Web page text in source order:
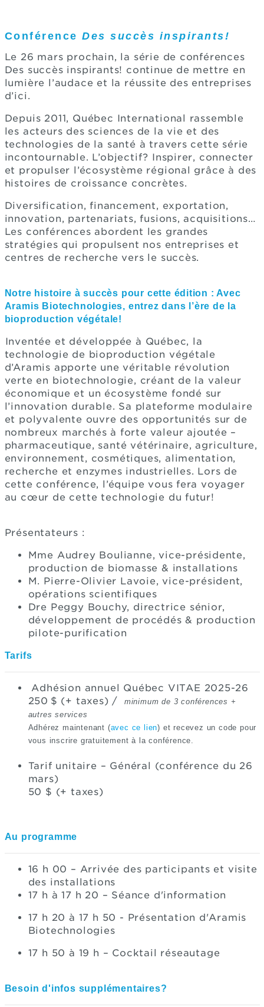
Conférence Des succès inspirants!
Le 26 mars prochain, la série de conférences
Des succès inspirants! continue de mettre en
lumière l’audace et la réussite des entreprises
d’ici.
Depuis 2011, Québec International rassemble
les acteurs des sciences de la vie et des
technologies de la santé à travers cette série
incontournable. L’objectif? Inspirer, connecter
et propulser l’écosystème régional grâce à des
histoires de croissance concrètes.
Diversification, financement, exportation,
innovation, partenariats, fusions, acquisitions…
Les conférences abordent les grandes
stratégies qui propulsent nos entreprises et
centres de recherche vers le succès.
Notre histoire à succès pour cette édition : Avec
Aramis Biotechnologies, entrez dans l’ère de la
bioproduction végétale!
Inventée et développée à Québec, la
technologie de bioproduction végétale
d’Aramis apporte une véritable révolution
verte en biotechnologie, créant de la valeur
économique et un écosystème fondé sur
l’innovation durable. Sa plateforme modulaire
et polyvalente ouvre des opportunités sur de
nombreux marchés à forte valeur ajoutée –
pharmaceutique, santé vétérinaire, agriculture,
environnement, cosmétiques, alimentation,
recherche et enzymes industrielles. Lors de
cette conférence, l’équipe vous fera voyager
au cœur de cette technologie du futur!
Présentateurs :
Mme Audrey Boulianne, vice-présidente,
production de biomasse & installations
M. Pierre-Olivier Lavoie, vice-président,
opérations scientifiques
Dre Peggy Bouchy, directrice sénior,
développement de procédés & production
pilote-purification
Tarifs
Adhésion annuel Québec VITAE 2025-26
250 $ (+ taxes) /
minimum de 3 conférences +
autres services
Adhérez maintenant (avec ce lien) et recevez un code pour
vous inscrire gratuitement à la conférence.
Tarif unitaire – Général (conférence du 26
mars)
50 $ (+ taxes)
Au programme
16 h 00 – Arrivée des participants et visite
des installations
17 h à 17 h 20 – Séance d'information
17 h 20 à 17 h 50 - Présentation d'Aramis
Biotechnologies
17 h 50 à 19 h – Cocktail réseautage
Besoin d'infos supplémentaires?